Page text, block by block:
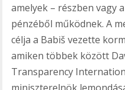
amelyek – részben vagy
pénzéből működnek. A
célja a Babiš vezette
amiken többek között
Transparency